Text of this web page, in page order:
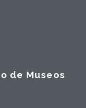
de Museos